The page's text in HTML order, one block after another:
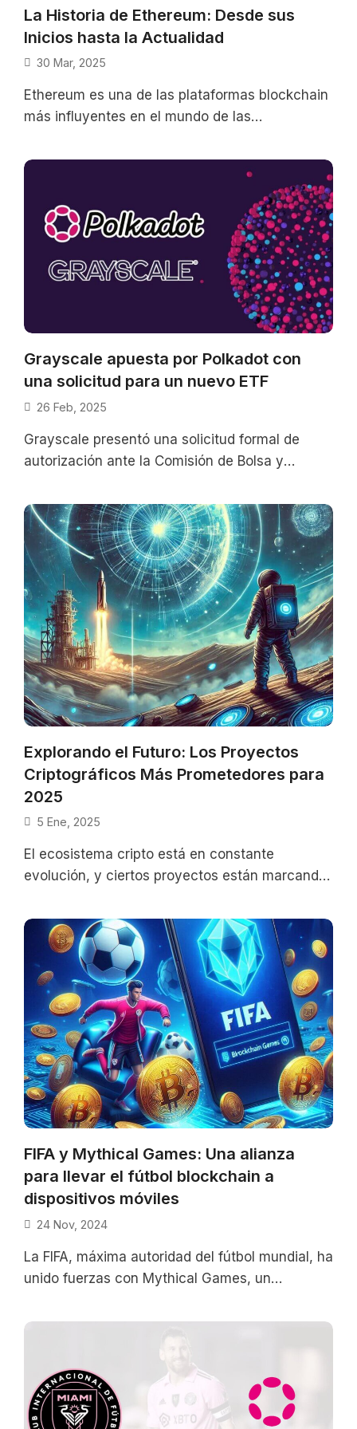
La Historia de Ethereum: Desde sus
Inicios hasta la Actualidad
30 Mar, 2025
Ethereum es una de las plataformas blockchain
más influyentes en el mundo de las
Su
Grayscale apuesta por Polkadot con
una solicitud para un nuevo ETF
26 Feb, 2025
Grayscale presentó una solicitud formal de
autorización ante la Comisión de Bolsa y
Explorando el Futuro: Los Proyectos
Criptográficos Más Prometedores para
2025
5 Ene, 2025
El ecosistema cripto está en constante
evolución, y ciertos proyectos están marcando
FIFA y Mythical Games: Una alianza
para llevar el fútbol blockchain a
dispositivos móviles
24 Nov, 2024
La FIFA, máxima autoridad del fútbol mundial, ha
unido fuerzas con Mythical Games, un